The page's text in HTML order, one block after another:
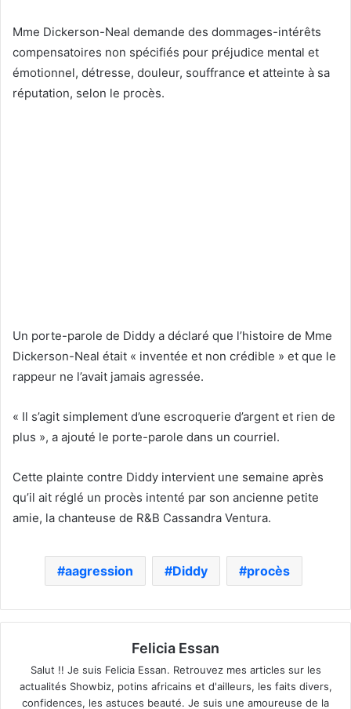
Mme Dickerson-Neal demande des dommages-intérêts
compensatoires non spécifiés pour préjudice mental et
émotionnel, détresse, douleur, souffrance et atteinte à sa
réputation, selon le procès.
Un porte-parole de Diddy a déclaré que l’histoire de Mme
Dickerson-Neal était « inventée et non crédible » et que le
rappeur ne l’avait jamais agressée.
« Il s’agit simplement d’une escroquerie d’argent et rien de
plus », a ajouté le porte-parole dans un courriel.
Cette plainte contre Diddy intervient une semaine après
qu’il ait réglé un procès intenté par son ancienne petite
amie, la chanteuse de R&B Cassandra Ventura.
aagression Diddy procès
Felicia Essan
Salut !! Je suis Felicia Essan. Retrouvez mes articles sur les
actualités Showbiz, potins africains et d'ailleurs, les faits divers,
confidences, les astuces beauté. Je suis une amoureuse de la